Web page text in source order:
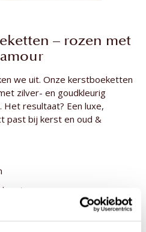
– rozen met
we uit. Onze kerstboeketten
zilver- en goudkleurig
Het resultaat? Een luxe,
past bij kerst en oud &
met